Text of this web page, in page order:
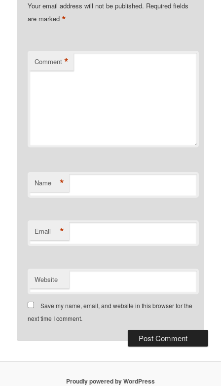
Your email address will not be published. Required fields
are marked*
Comment *
Name *
Email *
Website
Save my name, email, and website in this browser for the
next time I comment.
Proudly powered by WordPress